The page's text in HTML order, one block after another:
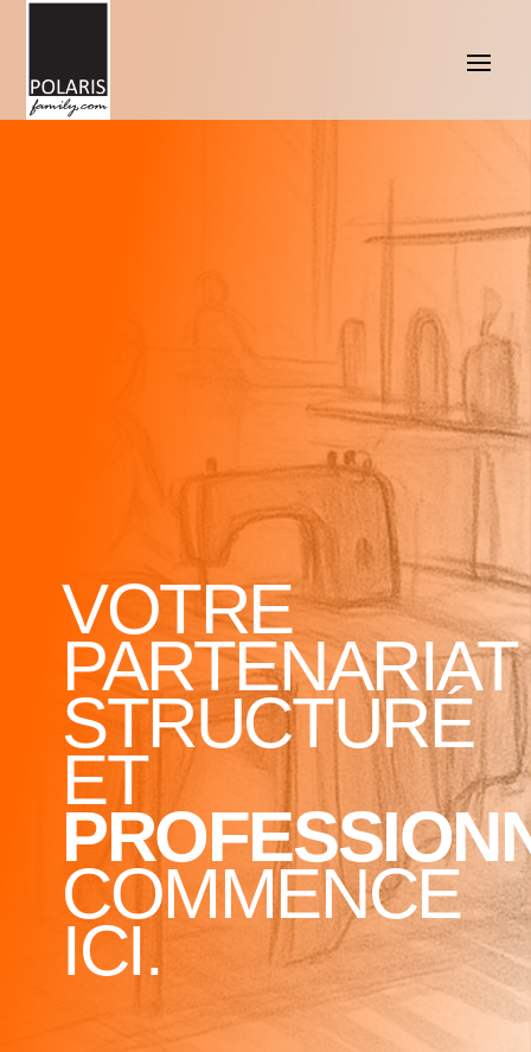
VOTRE
PARTENARIAT
STRUCTURÉ
ET
COMMENCE
ICI.